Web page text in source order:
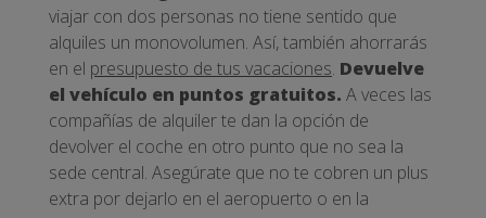
viajar con dos personas no tiene sentido que
alquiles un monovolumen. Así, también ahorrarás
en el presupuesto de tus vacaciones. Devuelve
el vehículo en puntos gratuitos. A veces las
compañías de alquiler te dan la opción de
devolver el coche en otro punto que no sea la
sede central. Asegúrate que no te cobren un plus
extra por dejarlo en el aeropuerto o en la